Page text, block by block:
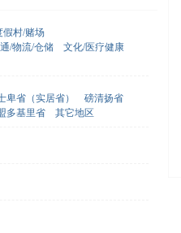
假村/赌场
/物流/仓储
文化/医疗健康
卑省（实居省）
磅清扬省
多基里省 其它地区